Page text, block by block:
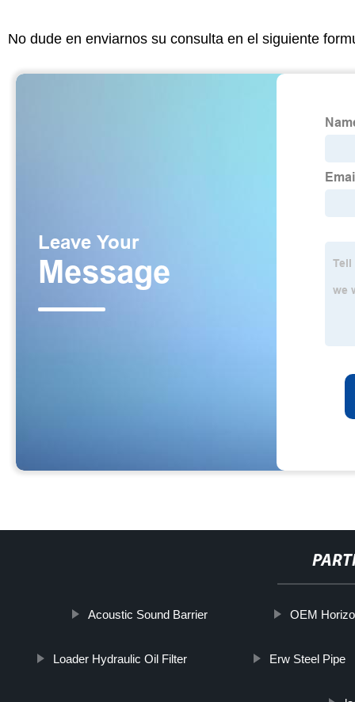
No dude en enviarnos su consulta en el siguiente
Acoustic Sound Barrier OEM
Loader Hydraulic Oil Filter Erw Steel Pipe